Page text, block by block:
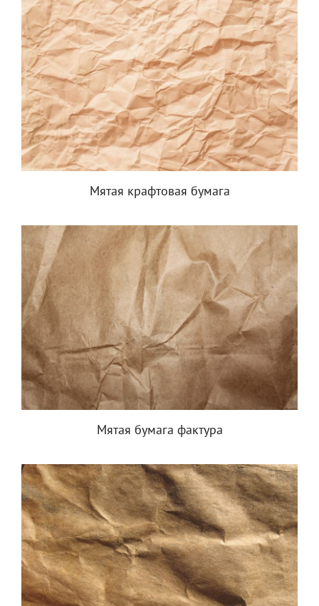
Мятая крафтовая бумага
Мятая бумага фактура